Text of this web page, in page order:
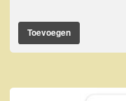
Toevoegen